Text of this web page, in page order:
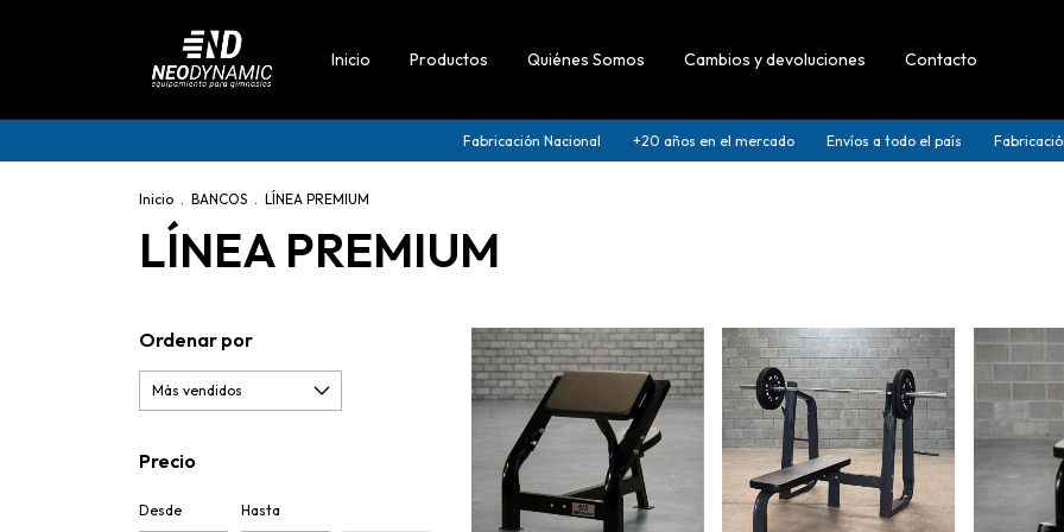
Inicio Productos Quiénes Somos Cambios y devoluciones Contacto
Fabricación Nacional +20 años en el mercado Envíos a todo el país Fabricación
Inicio . BANCOS . LÍNEA PREMIUM
LÍNEA PREMIUM
Ordenar por
Precio
Desde Hasta